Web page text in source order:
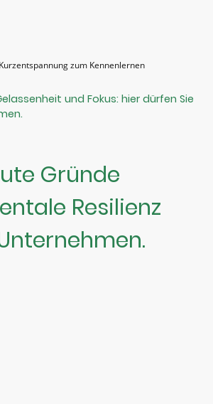
zum Kennenlernen
und Fokus: hier dürfen Sie
Gründe
Resilienz